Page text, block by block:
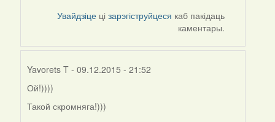
Увайдзіце цізарэгіструйцеся каб пакідаць
каментары.
Yavorets T - 09.12.2015 - 21:52
In
reply
Ой!))))
Такой скромняга!)))